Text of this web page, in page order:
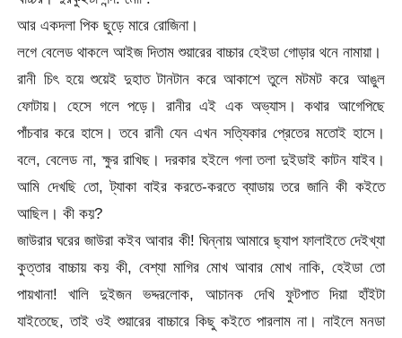
আর একদলা পিক ছুড়ে মারে রোজিনা।
লগে বেলেড থাকলে আইজ দিতাম শুয়ারের বাচ্চার হেইডা গোড়ার থনে নামায়া।
রানী চিৎ হয়ে শুয়েই দুহাত টানটান করে আকাশে তুলে মটমট করে আঙুল
ফোটায়। হেসে গলে পড়ে। রানীর এই এক অভ্যাস। কথার আগেপিছে
পাঁচবার করে হাসে। তবে রানী যেন এখন সত্যিকার প্রেতের মতোই হাসে।
বলে, বেলেড না, ক্ষুর রাখিছ। দরকার হইলে গলা তলা দুইডাই কাটন যাইব।
আমি দেখছি তো, ট্যাকা বাইর করতে-করতে ব্যাডায় তরে জানি কী কইতে
আছিল। কী কয়?
জাউরার ঘরের জাউরা কইব আবার কী! ঘিন্নায় আমারে ছ্যাপ ফালাইতে দেইখ্যা
কুত্তার বাচ্চায় কয় কী, বেশ্যা মাগির মোখ আবার মোখ নাকি, হেইডা তো
পায়খানা! খালি দুইজন ভদ্দরলোক, আচানক দেখি ফুটপাত দিয়া হাঁইটা
যাইতেছে, তাই ওই শুয়ারের বাচ্চারে কিছু কইতে পারলাম না। নাইলে মনডা